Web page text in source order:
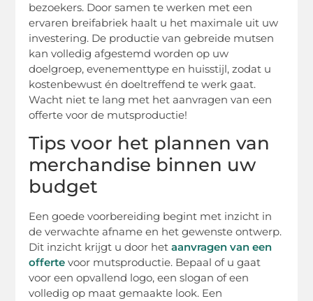
bezoekers. Door samen te werken met een
ervaren breifabriek haalt u het maximale uit uw
investering. De productie van gebreide mutsen
kan volledig afgestemd worden op uw
doelgroep, evenementtype en huisstijl, zodat u
kostenbewust én doeltreffend te werk gaat.
Wacht niet te lang met het aanvragen van een
offerte voor de mutsproductie!
Tips voor het plannen van
merchandise binnen uw
budget
Een goede voorbereiding begint met inzicht in
de verwachte afname en het gewenste ontwerp.
Dit inzicht krijgt u door hetaanvragen van een
offerte voor mutsproductie. Bepaal of u gaat
voor een opvallend logo, een slogan of een
volledig op maat gemaakte look. Een